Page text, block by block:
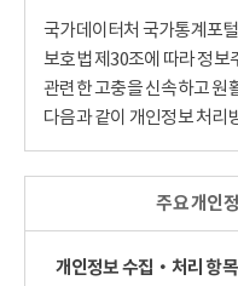
국가데이터처 국가통계포
보호법 제30조에 따라 정
관련한 고충을 신속하고 원
다음과 같이 개인정보 처리
주요 개인
개인정보 수집‧처리 항목